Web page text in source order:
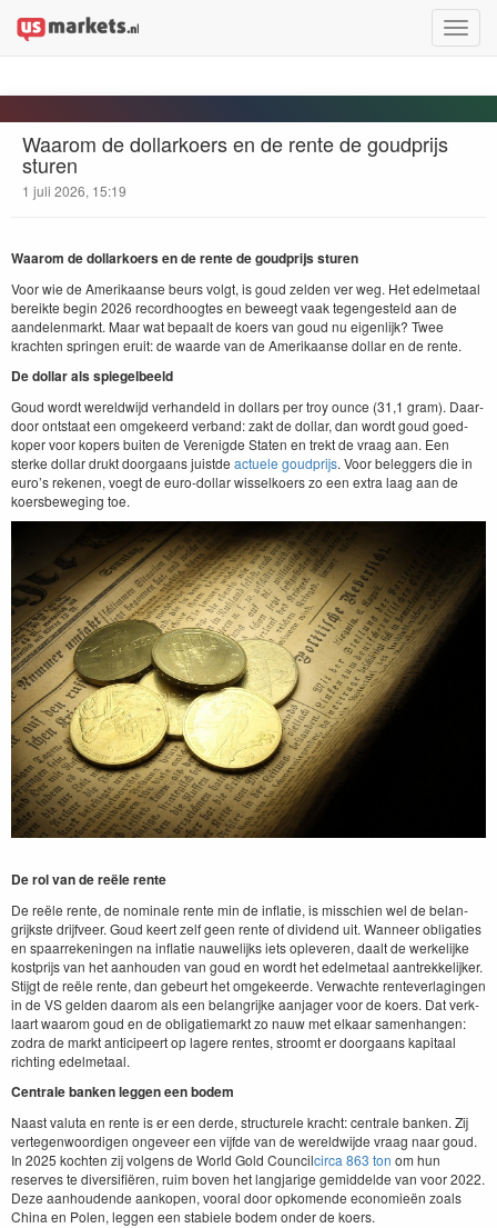
Toggle
Waarom de dollarkoers en de rente de goudprijs
sturen
1 juli 2026, 15:19
Waarom de dol­larko­ers en de rente de goud­pri­js sturen
Voor wie de Amerikaanse beurs vol­gt, is goud zelden ver weg. Het edel­metaal
bereik­te begin 2026 record­hoogtes en beweegt vaak tegengesteld aan de
aan­de­len­markt. Maar wat bepaalt de koers van goud nu eigen­lijk? Twee
kracht­en sprin­gen eruit: de waarde van de Amerikaanse dol­lar en de rente.
De dol­lar als spiegelbeeld
Goud wordt wereld­wi­jd ver­han­deld in dol­lars per troy ounce (31,1 gram). Daar­
door ontstaat een omge­keerd ver­band: zakt de dol­lar, dan wordt goud goed­
kop­er voor kop­ers buiten de Verenigde Stat­en en trekt de vraag aan. Een
sterke dol­lar drukt door­gaans juistde actuele goud­pri­js. Voor beleg­gers die in
euro’s reke­nen, voegt de euro-dol­lar wis­selko­ers zo een extra laag aan de
koers­be­weg­ing toe.
De rol van de reële rente
De reële rente, de nom­i­nale rente min de inflatie, is miss­chien wel de belan­
grijk­ste dri­jfveer. Goud keert zelf geen rente of div­i­dend uit. Wan­neer oblig­aties
en spaar­rekenin­gen na inflatie nauwelijks iets oplev­eren, daalt de werke­lijke
kost­pri­js van het aan­houden van goud en wordt het edel­metaal aantrekke­lijk­er.
Sti­jgt de reële rente, dan gebeurt het omge­keerde. Verwachte rentev­er­lagin­gen
in de VSgelden daarom als een belan­grijke aan­jager voor de koers. Dat verk­
laart waarom goud en de oblig­atiemarkt zo nauw met elka­ar samen­hangen:
zodra de markt anticipeert op lagere rentes, stroomt er door­gaans kap­i­taal
richt­ing edelmetaal.
Cen­trale banken leggen een bodem
Naast val­u­ta en rente is er een derde, struc­turele kracht: cen­trale banken. Zij
verte­gen­wo­ordi­gen ongeveer een vijfde van de wereld­wi­jde vraag naar goud.
In 2025 kocht­en zij vol­gens de World Gold Coun­cilcir­ca 863 ton om hun
reserves te diver­si­fiëren, ruim boven het lang­jarige gemid­delde van voor2022.
Deze aan­houdende aankopen, vooral door opkomende economieën zoals
Chi­na en Polen, leggen een sta­biele bodem onder de koers.